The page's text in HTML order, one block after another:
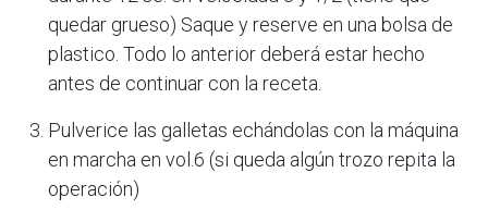
quedar grueso) Saque y reserve en una bolsa de
plastico. Todo lo anterior deberá estar hecho
antes de continuar con la receta.
Pulverice las galletas echándolas con la máquina
en marcha en vol.6 (si queda algún trozo repita la
operación)